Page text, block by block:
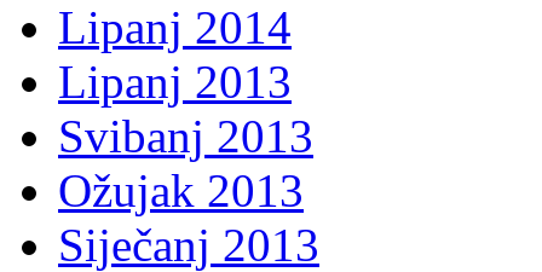
Lipanj 2014
Lipanj 2013
Svibanj 2013
Ožujak 2013
Siječanj 2013